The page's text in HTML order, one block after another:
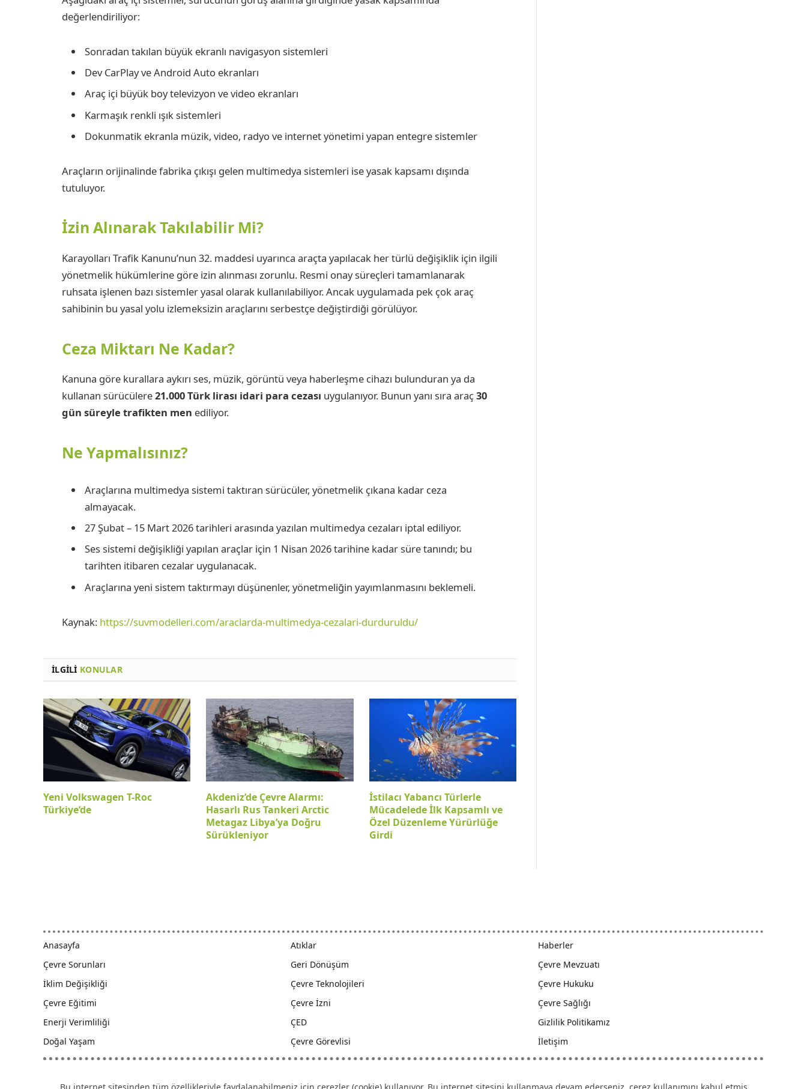
değerlendiriliyor:
Sonradan takılan büyük ekranlı navigasyon sistemleri
Dev CarPlay ve Android Auto ekranları
Araç içi büyük boy televizyon ve video ekranları
Karmaşık renkli ışık sistemleri
Dokunmatik ekranla müzik, video, radyo ve internet yönetimi yapan entegre sistemler
Araçların orijinalinde fabrika çıkışı gelen multimedya sistemleri ise yasak kapsamı dışında
tutuluyor.
İzin Alınarak Takılabilir Mi?
Karayolları Trafik Kanunu’nun 32. maddesi uyarınca araçta yapılacak her türlü değişiklik için ilgili
yönetmelik hükümlerine göre izin alınması zorunlu. Resmi onay süreçleri tamamlanarak
ruhsata işlenen bazı sistemler yasal olarak kullanılabiliyor. Ancak uygulamada pek çok araç
sahibinin bu yasal yolu izlemeksizin araçlarını serbestçe değiştirdiği görülüyor.
Ceza Miktarı Ne Kadar?
Kanuna göre kurallara aykırı ses, müzik, görüntü veya haberleşme cihazı bulunduran ya da
kullanan sürücülere21.000 Türk lirası idari para cezası uygulanıyor. Bunun yanı sıra araç30
gün süreyle trafikten men ediliyor.
Ne Yapmalısınız?
Araçlarına multimedya sistemi taktıran sürücüler, yönetmelik çıkana kadar ceza
almayacak.
27 Şubat – 15 Mart 2026 tarihleri arasında yazılan multimedya cezaları iptal ediliyor.
Ses sistemi değişikliği yapılan araçlar için 1 Nisan 2026 tarihine kadar süre tanındı; bu
tarihten itibaren cezalar uygulanacak.
Araçlarına yeni sistem taktırmayı düşünenler, yönetmeliğin yayımlanmasını beklemeli.
Kaynak: https://suvmodelleri.com/araclarda-multimedya-cezalari-durduruldu/
İLGILI KONULAR
Yeni Volkswagen T-Roc
Türkiye’de
Akdeniz’de Çevre Alarmı:
Hasarlı Rus Tankeri Arctic
Metagaz Libya’ya Doğru
Sürükleniyor
İstilacı Yabancı Türlerle
Mücadelede İlk Kapsamlı ve
Özel Düzenleme Yürürlüğe
Girdi
Anasayfa
Çevre Sorunları
İklim Değişikliği
Çevre Eğitimi
Enerji Verimliliği
Doğal Yaşam
Atıklar
Geri Dönüşüm
Çevre Teknolojileri
Çevre İzni
ÇED
Çevre Görevlisi
Haberler
Çevre Mevzuatı
Çevre Hukuku
Çevre Sağlığı
Gizlilik Politikamız
İletişim
Bu internet sitesinden tüm özellikleriyle faydalanabilmeniz için çerezler (cookie) kullanıyor. Bu internet sitesini kullanmaya devam ederseniz, çerez kullanımını kabul etmiş